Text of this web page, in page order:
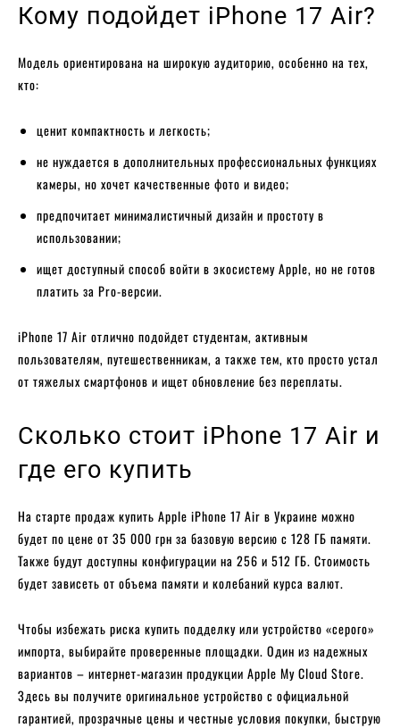
Кому подойдет iPhone 17 Air?
Модель ориентирована на широкую аудиторию, особенно на тех,
кто:
ценит компактность и легкость;
не нуждается в дополнительных профессиональных функциях
камеры, но хочет качественные фото и видео;
предпочитает минималистичный дизайн и простоту в
использовании;
ищет доступный способ войти в экосистему Apple, но не готов
платить за Pro-версии.
iPhone 17 Air отлично подойдет студентам, активным
пользователям, путешественникам, а также тем, кто просто устал
от тяжелых смартфонов и ищет обновление без переплаты.
Сколько стоит iPhone 17 Air и
где его купить
На старте продаж купить Apple iPhone 17 Air в Украине можно
будет по цене от 35 000 грн за базовую версию с 128 ГБ памяти.
Также будут доступны конфигурации на 256 и 512 ГБ. Стоимость
будет зависеть от объема памяти и колебаний курса валют.
Чтобы избежать риска купить подделку или устройство «серого»
импорта, выбирайте проверенные площадки. Один из надежных
вариантов – интернет-магазин продукции Apple My Cloud Store.
Здесь вы получите оригинальное устройство с официальной
гарантией, прозрачные цены и честные условия покупки, быструю